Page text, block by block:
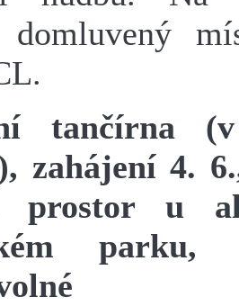
domluvený
tančírna
zahájení 4.
prostor u
parku,